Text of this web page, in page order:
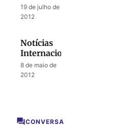
Pedidos
de Oração
19 de julho de
2012
Notícias
Internacionais
8 de maio de
2012
CONVERSA